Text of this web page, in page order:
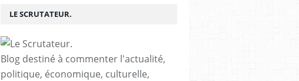
LE SCRUTATEUR.
Blog destiné à commenter l'actualité,
politique, économique, culturelle,